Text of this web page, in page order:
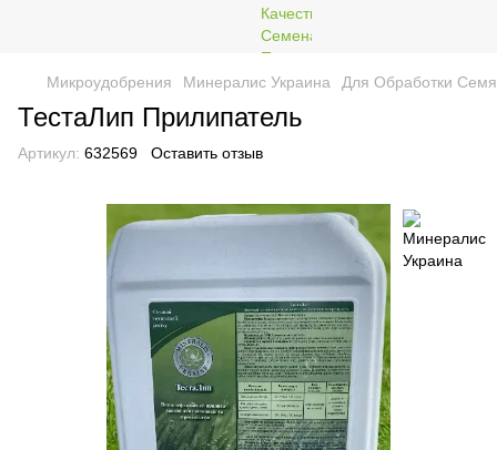
Микроудобрения Минералис Украина Для Обработки
ТестаЛип Прилипатель
Артикул: 632569 Оставить отзыв